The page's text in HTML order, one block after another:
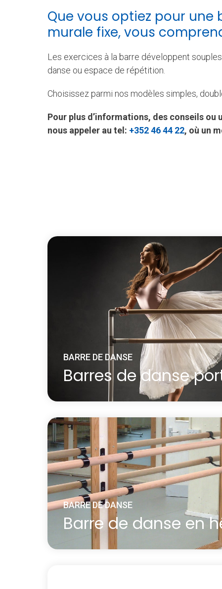
Que vous optiez pour une
murale fixe, vous
Les exercices à la barre développent
danse ou espace de répétition.
Choisissez parmi nos modèles simples,
Pour plus d’informations, des conseils ou
nous appeler au tel: +352 46 44 22, où un
BARRE DE DANSE
Barres de danse
Entraînez-vous comme un danseur
de votre foyer grâce à la barre de danse
En savoir plus
à propos Barres de danse portables
BARRE DE DANSE
Barre de danse en